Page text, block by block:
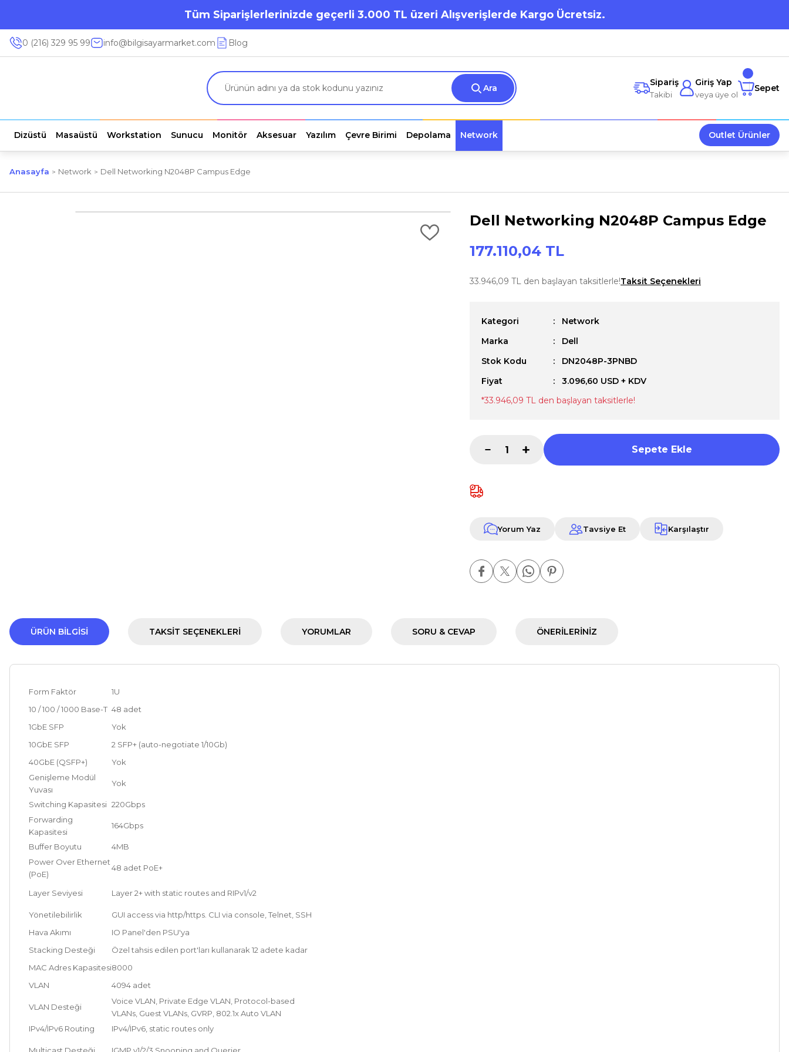
Tüm Siparişlerlerinizde geçerli 3.000 TL üzeri Alışverişlerde Kargo Ücretsiz.
0 (216) 329 95 99 info@bilgisayarmarket.com Blog
Ara
Sipariş
Takibi
Giriş Yap
veya üye ol
Sepet
Dizüstü Masaüstü Workstation Sunucu Monitör Aksesuar Yazılım Çevre Birimi Depolama Network Outlet Ürünler
Anasayfa Network Dell Networking N2048P Campus Edge
Dell Networking N2048P Campus Edge
177.110,04 TL
33.946,09 TL den başlayan taksitlerle!Taksit Seçenekleri
Kategori
Network
Marka
Dell
Stok Kodu
DN2048P-3PNBD
Fiyat
3.096,60 USD + KDV
*33.946,09 TL den başlayan taksitlerle!
Sepete Ekle
Yorum Yaz Tavsiye Et Karşılaştır
ÜRÜN BILGISI TAKSIT SEÇENEKLERI YORUMLAR SORU & CEVAP ÖNERILERINIZ
Form Faktör
1U
10 / 100 / 1000 Base-T 48 adet
1GbE SFP
Yok
10GbE SFP
2 SFP+ (auto-negotiate 1/10Gb)
40GbE (QSFP+)
Yok
Genişleme Modül
Yuvası
Yok
Switching Kapasitesi 220Gbps
Forwarding
Kapasitesi
164Gbps
Buffer Boyutu
4MB
Power Over Ethernet
(PoE)
48 adet PoE+
Layer Seviyesi Layer 2+ with static routes and RIPv1/v2
Yönetilebilirlik
GUI access via http/https. CLI via console, Telnet, SSH
Hava Akımı
IO Panel'den PSU'ya
Stacking Desteği
Özel tahsis edilen port'ları kullanarak 12 adete kadar
MAC Adres Kapasitesi8000
VLAN
4094 adet
VLAN Desteği
Voice VLAN, Private Edge VLAN, Protocol-based
VLANs, Guest VLANs, GVRP, 802.1x Auto VLAN
IPv4/IPv6 Routing
IPv4/IPv6, static routes only